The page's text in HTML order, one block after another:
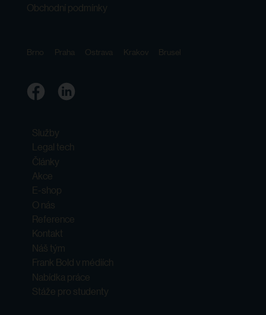
Obchodní podmínky
Brno Praha Ostrava Krakov Brusel
Služby
Legal tech
Články
Akce
E-shop
O nás
Reference
Kontakt
Náš tým
Frank Bold v médiích
Nabídka práce
Stáže pro studenty